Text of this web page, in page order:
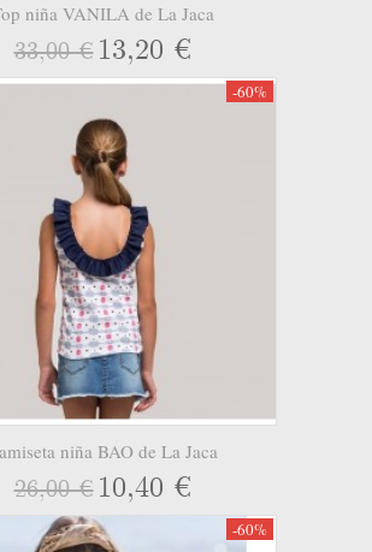
niña VANILA de La Jaca
33,00 € 13,20 €
-60%
niña BAO de La Jaca
26,00 € 10,40 €
-60%